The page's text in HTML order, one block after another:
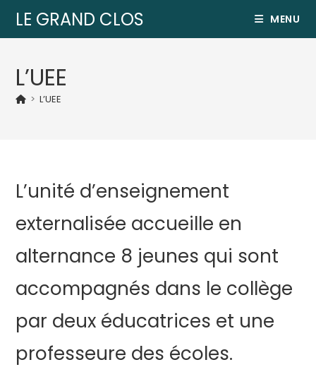
LE GRAND CLOS MENU
L’UEE
> L’UEE
L’unité d’enseignement
externalisée accueille en
alternance 8 jeunes qui sont
accompagnés dans le collège
par deux éducatrices et une
professeure des écoles.